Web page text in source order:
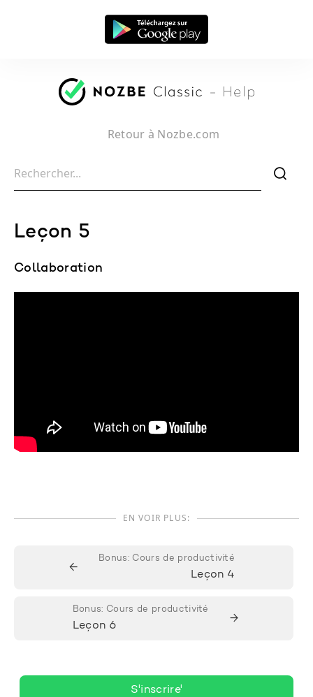
Retour à Nozbe.com
f
Leçon 5
Collaboration
EN VOIR PLUS:
←
Bonus: Cours de productivité
Leçon 4
Bonus: Cours de productivité
Leçon 6
→
S'inscrire'